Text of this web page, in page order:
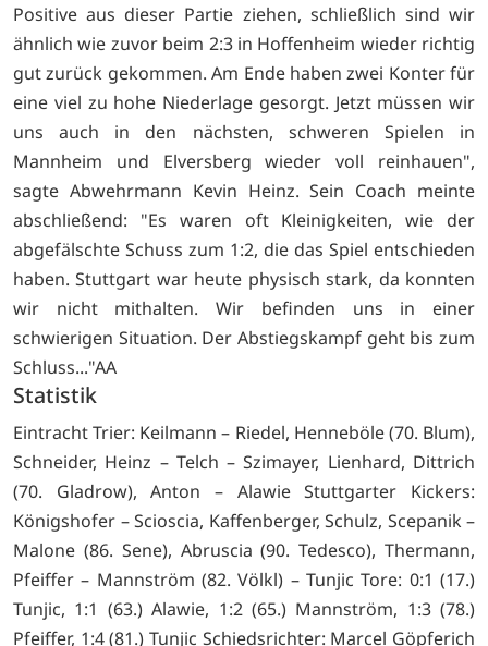
Positive aus dieser Partie ziehen, schließlich sind wir
ähnlich wie zuvor beim 2:3 in Hoffenheim wieder richtig
gut zurück gekommen. Am Ende haben zwei Konter für
eine viel zu hohe Niederlage gesorgt. Jetzt müssen wir
uns auch in den nächsten, schweren Spielen in
Mannheim und Elversberg wieder voll reinhauen",
sagte Abwehrmann Kevin Heinz. Sein Coach meinte
abschließend: "Es waren oft Kleinigkeiten, wie der
abgefälschte Schuss zum 1:2, die das Spiel entschieden
haben. Stuttgart war heute physisch stark, da konnten
wir nicht mithalten. Wir befinden uns in einer
schwierigen Situation. Der Abstiegskampf geht bis zum
Schluss..."AA
Statistik
Eintracht Trier: Keilmann – Riedel, Henneböle (70. Blum),
Schneider, Heinz – Telch – Szimayer, Lienhard, Dittrich
(70. Gladrow), Anton – Alawie Stuttgarter Kickers:
Königshofer – Scioscia, Kaffenberger, Schulz, Scepanik –
Malone (86. Sene), Abruscia (90. Tedesco), Thermann,
Pfeiffer – Mannström (82. Völkl) – Tunjic Tore: 0:1 (17.)
Tunjic, 1:1 (63.) Alawie, 1:2 (65.) Mannström, 1:3 (78.)
Pfeiffer, 1:4 (81.) Tunjic Schiedsrichter: Marcel Göpferich